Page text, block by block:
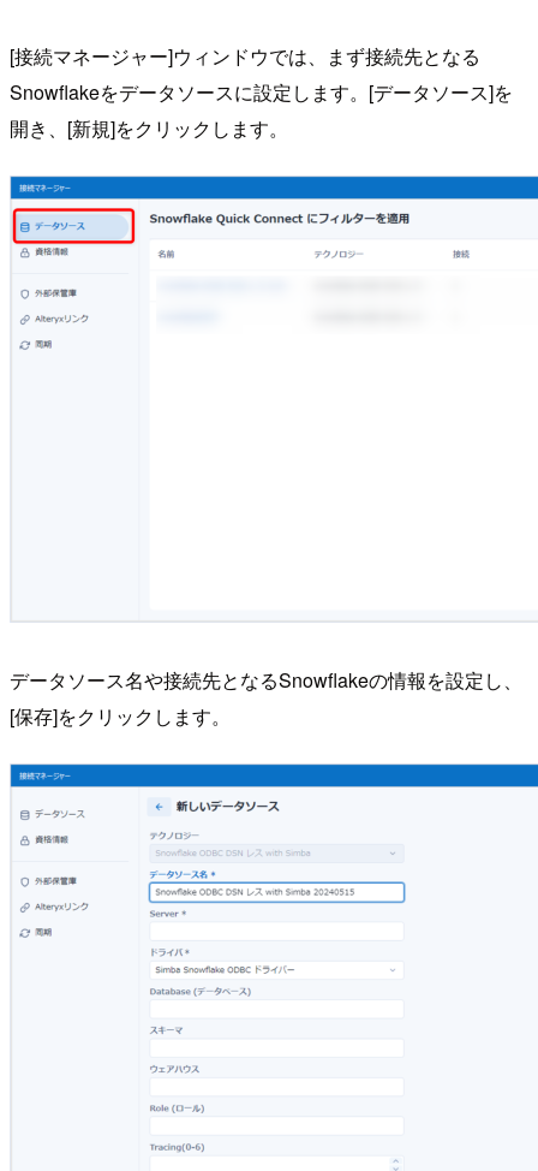
[接続マネージャー]ウィンドウでは、まず接続先となる
Snowflakeをデータソースに設定します。[データソース]を
開き、[新規]をクリックします。
データソース名や接続先となるSnowflakeの情報を設定し、
[保存]をクリックします。